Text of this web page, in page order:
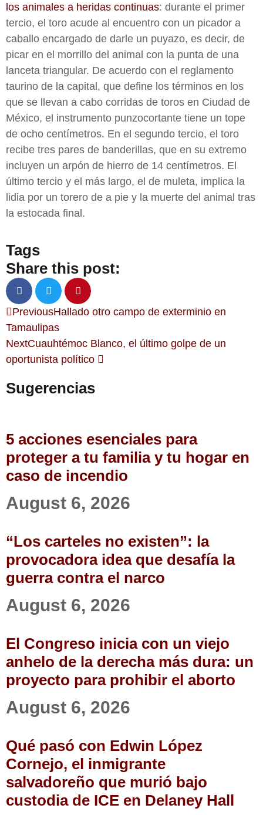
los animales a heridas continuas: durante el primer
tercio, el toro acude al encuentro con un picador a
caballo encargado de darle un puyazo, es decir, de
picar en el morrillo del animal con la punta de una
lanceta triangular. De acuerdo con el reglamento
taurino de la capital, que define los términos en los
que se llevan a cabo corridas de toros en Ciudad de
México, el instrumento punzocortante tiene un tope
de ocho centímetros. En el segundo tercio, el toro
recibe tres pares de banderillas, que en su extremo
incluyen un arpón de hierro de 14 centímetros. El
último tercio y el más largo, el de muleta, implica la
lidia por un torero de a pie y la muerte del animal tras
la estocada final.
Tags
Share this post:
PreviousHallado otro campo de exterminio en
Tamaulipas
NextCuauhtémoc Blanco, el último golpe de un
oportunista político
Sugerencias
5 acciones esenciales para
proteger a tu familia y tu hogar en
caso de incendio
August 6, 2026
“Los carteles no existen”: la
provocadora idea que desafía la
guerra contra el narco
August 6, 2026
El Congreso inicia con un viejo
anhelo de la derecha más dura: un
proyecto para prohibir el aborto
August 6, 2026
Qué pasó con Edwin López
Cornejo, el inmigrante
salvadoreño que murió bajo
custodia de ICE en Delaney Hall